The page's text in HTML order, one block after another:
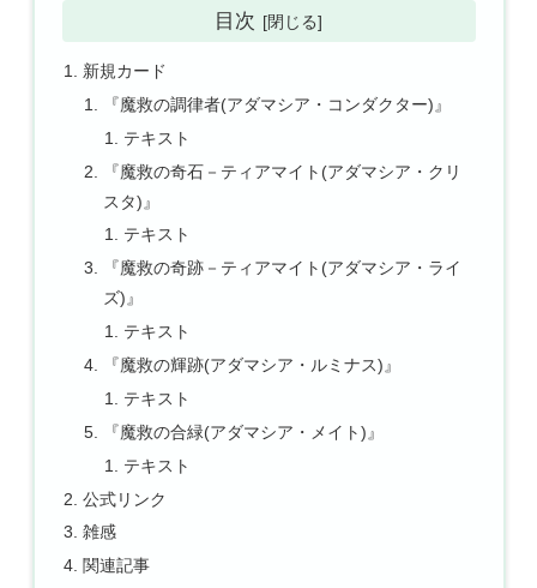
目次
新規カード
『魔救の調律者(アダマシア・コンダクター)』
テキスト
『魔救の奇石－ティアマイト(アダマシア・クリ
スタ)』
テキスト
『魔救の奇跡－ティアマイト(アダマシア・ライ
ズ)』
テキスト
『魔救の輝跡(アダマシア・ルミナス)』
テキスト
『魔救の合緑(アダマシア・メイト)』
テキスト
公式リンク
雑感
関連記事